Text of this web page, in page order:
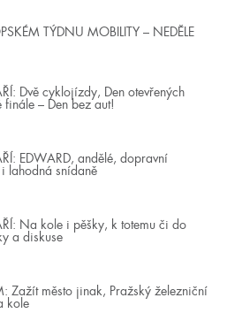
TÝDNU MOBILITY – NEDĚLE
Dvě cyklojízdy, Den otevřených
finále – Den bez aut!
EDWARD, andělé, dopravní
lahodná snídaně
Na kole i pěšky, k totemu či do
a diskuse
Zažít město jinak, Pražský železniční
kole